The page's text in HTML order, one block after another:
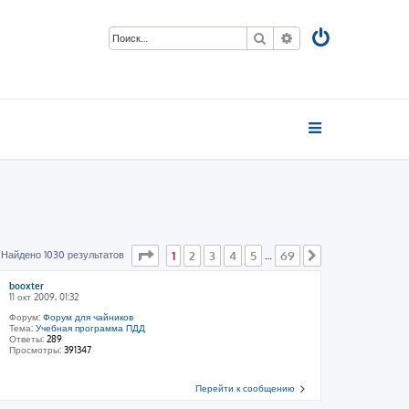
Поиск Расширенный
Найдено 1030 результатов Страница из 69
1 2 3 4 5 69
booxter
11 окт 2009, 01:32
Форум: Форум для чайников
Тема: Учебная программа ПДД
Ответы: 289
Просмотры: 391347
Перейти к сообщению